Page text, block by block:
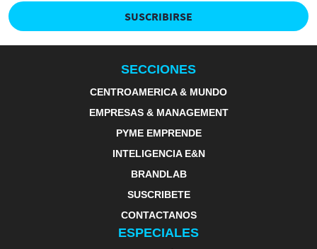
SUSCRIBIRSE
SECCIONES
CENTROAMERICA & MUNDO
EMPRESAS & MANAGEMENT
PYME EMPRENDE
INTELIGENCIA E&N
BRANDLAB
SUSCRIBETE
CONTACTANOS
ESPECIALES